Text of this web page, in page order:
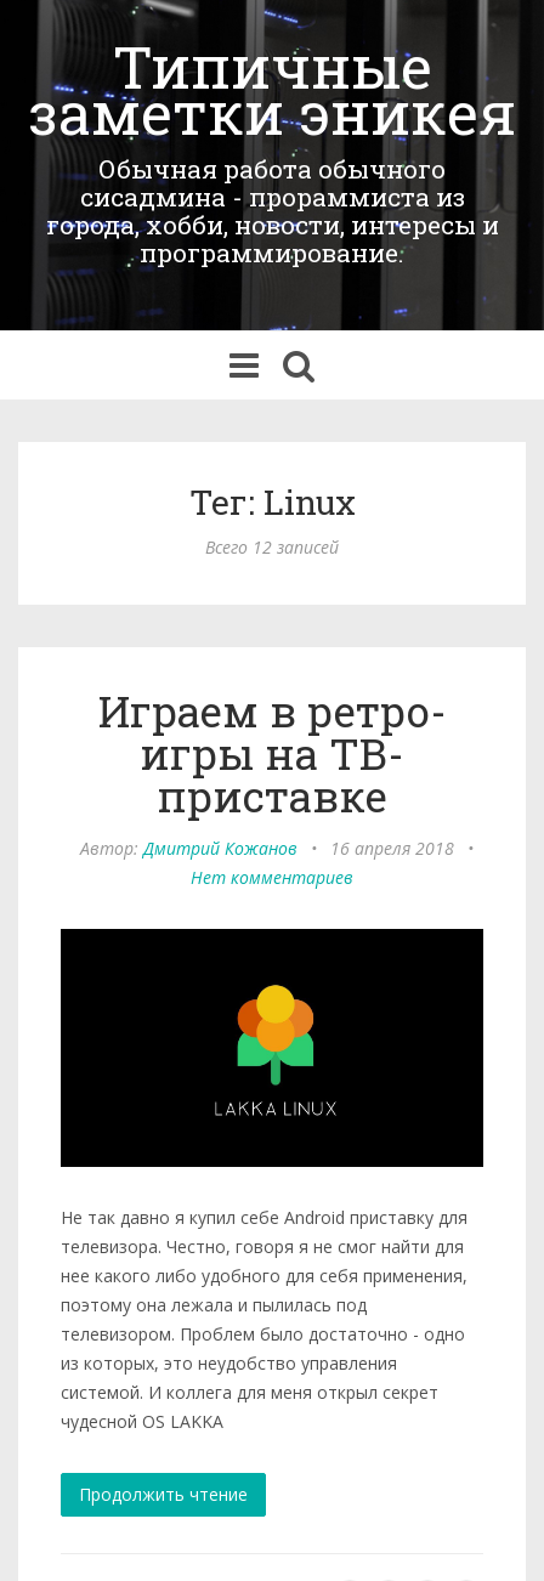
Типичные
заметки эникея
Обычная работа обычного
сисадмина - прораммиста из
города, хобби, новости, интересы и
программирование.
навигацию
Тег: Linux
Всего 12 записей
Играем в ретро-
игры на ТВ-
приставке
Автор:Дмитрий Кожанов • 16 апреля 2018
•
Нет комментариев
Не так давно я купил себе Android приставку для
телевизора. Честно, говоря я не смог найти для
нее какого либо удобного для себя применения,
поэтому она лежала и пылилась под
телевизором. Проблем было достаточно - одно
из которых, это неудобство управления
системой. И коллега для меня открыл секрет
чудесной OS LAKKA
Продолжить чтение